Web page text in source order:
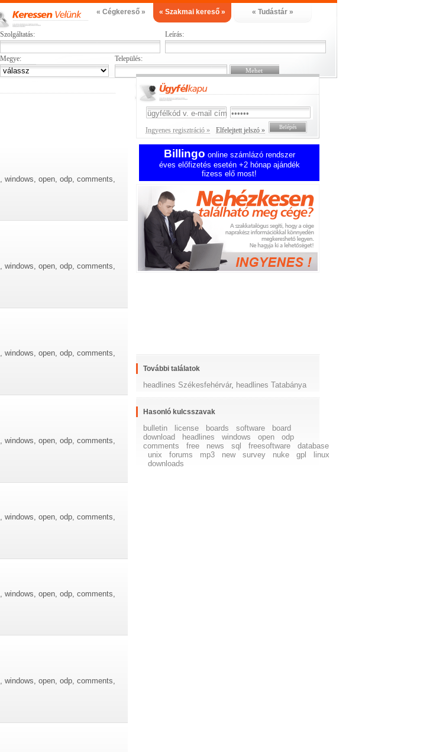
« Cégkereső » « Szakmai kereső » « Tudástár »
Szolgáltatás: Leírás:
Megye: Település:
open, odp, comments,
open, odp, comments,
windows, open, odp, comments,
open, odp, comments,
windows, open, odp, comments,
open, odp, comments,
open, odp, comments,
Ingyenes regisztráció » Elfelejtett jelszó »
Billingo online számlázó rendszer
éves előfizetés esetén +2 hónap ajándék
fizess elő most!
További találatok
headlines Székesfehérvár, headlines Tatabánya
Hasonló kulcsszavak
bulletin license boards software
board
download
headlines windows open
odp
comments
free news sql freesoftware
database
unix
forums mp3 new survey nuke gpl
linux
downloads